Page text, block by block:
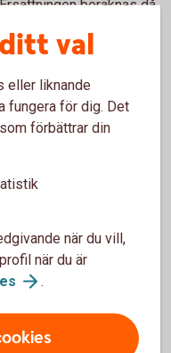
beräknas då
är öppnat i två
värdepapper upp till
instrument
annat aktier,
olika typer av derivat
som mottagits
med att en
val
eller liknande
fungera för dig. Det
förbättrar din
när du vill,
när du är
.